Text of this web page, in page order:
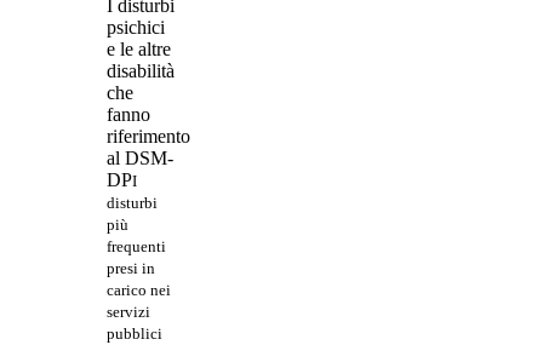
I disturbi
psichici
e le altre
disabilità
che
fanno
riferimento
al DSM-
DPI
disturbi
più
frequenti
presi in
carico nei
servizi
pubblici